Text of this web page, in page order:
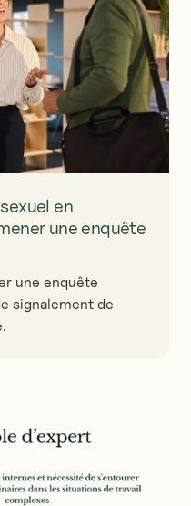
en
une enquête
une enquête
signalement de